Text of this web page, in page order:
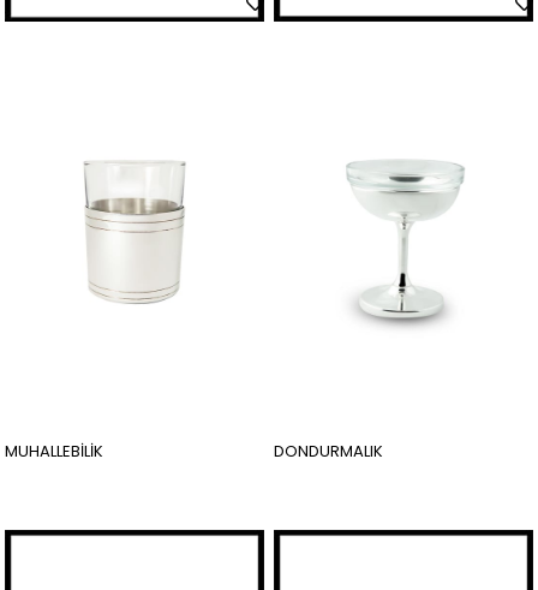
MUHALLEBİLİK DONDURMALIK